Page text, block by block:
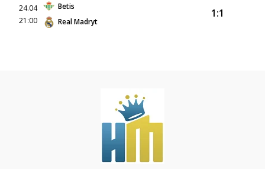
24.04
21:00
Betis
Real Madryt
1:1